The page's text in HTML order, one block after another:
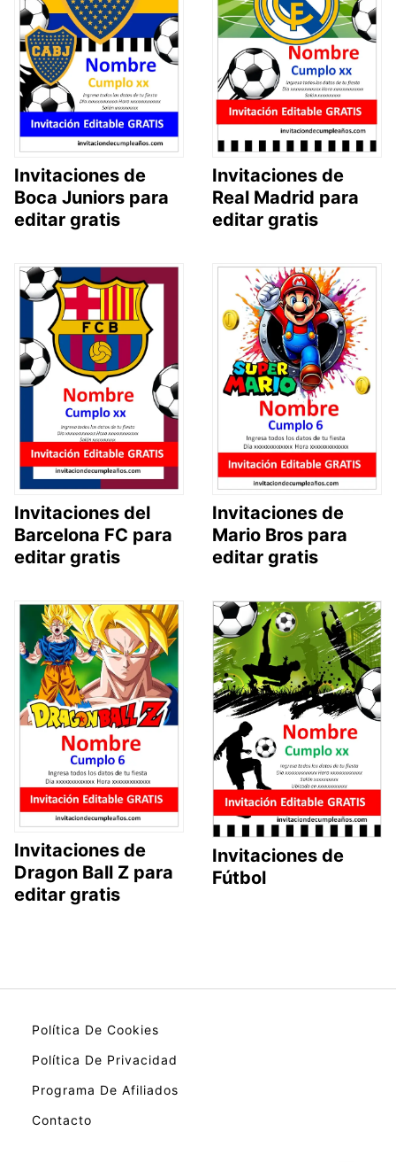
Invitaciones de
Boca Juniors para
editar gratis
Invitaciones de
Real Madrid para
editar gratis
Invitaciones del
Barcelona FC para
editar gratis
Invitaciones de
Mario Bros para
editar gratis
Invitaciones de
Dragon Ball Z para
editar gratis
Invitaciones de
Fútbol
Política De Cookies
Política De Privacidad
Programa De Afiliados
Contacto